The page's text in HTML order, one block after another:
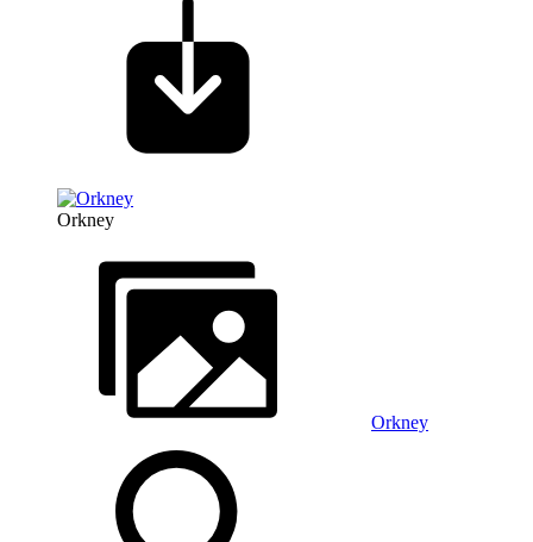
Orkney
Orkney